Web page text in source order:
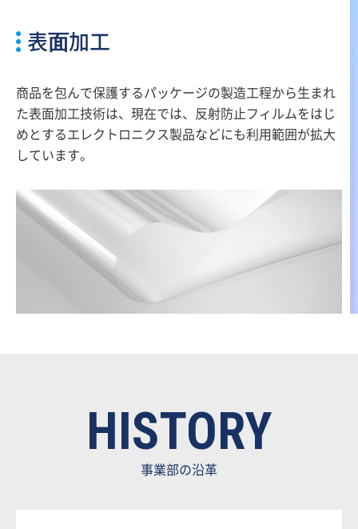
表⾯加工
商品を包んで保護するパッケージの製造工程から生まれ
た表面加工技術は、現在では、反射防止フィルムをはじ
めとするエレクトロニクス製品などにも利用範囲が拡大
しています。
HISTORY
事業部の沿革